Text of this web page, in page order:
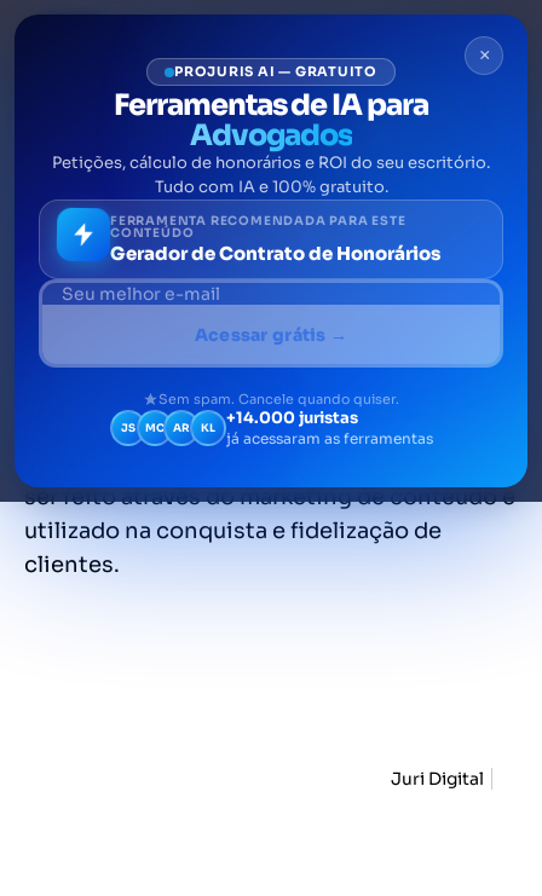
Site para advogados: 8
limitações da OAB que você
não conhece
Site para advogados é uma parte da
estratégia de marketing Jurídico, técnica de
fortalecimento da imagem dos advogados e
dos escritórios de advocacia, dentro dos
ser feito através do marketing de conteúdo e
utilizado na conquista e fidelização de
clientes.
Juri Digital
×
PROJURIS AI — GRATUITO
Ferramentas de IA para
Advogados
Petições, cálculo de honorários e ROI do seu escritório.
Tudo com IA e 100% gratuito.
FERRAMENTA RECOMENDADA PARA ESTE
CONTEÚDO
Gerador de Contrato de Honorários
Acessar grátis →
Sem spam. Cancele quando quiser.
JS MC AR KL +14.000 juristas
já acessaram as ferramentas